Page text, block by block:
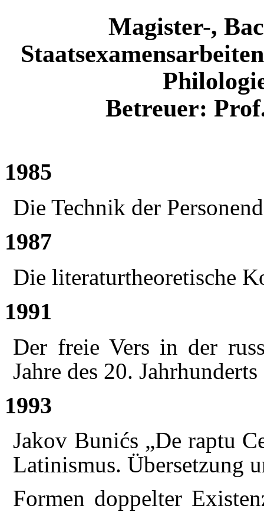
Magister-,
Betreuer:
1985
Die Technik der
1987
Die literaturtheoretische
1991
Der freie Vers in der
Jahre des 20. Jahrhunderts
1993
Jakov Bunićs „De raptu
Latinismus. Übersetzung
Formen doppelter